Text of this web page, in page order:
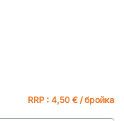
RRP : 4,50 € / бройка